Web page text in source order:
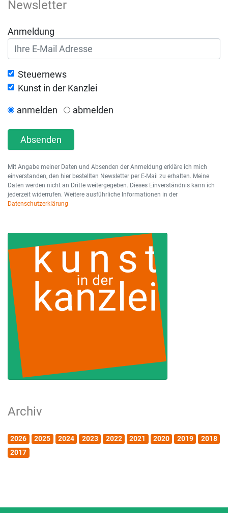
Newsletter
Anmeldung
Steuernews
Kunst in der Kanzlei
anmelden abmelden
Absenden
Mit Angabe meiner Daten und Absenden der Anmeldung erkläre ich mich
einverstanden, den hier bestellten Newsletter per E-Mail zu erhalten. Meine
Daten werden nicht an Dritte weitergegeben. Dieses Einverständnis kann ich
jederzeit widerrufen. Weitere ausführliche Informationen in der
Datenschutzerklärung
Archiv
2026 2025 2024 2023 2022 2021 2020 2019
2018
2017